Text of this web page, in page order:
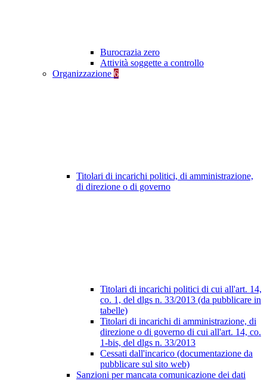
Burocrazia zero
Attività soggette a controllo
Organizzazione 6
Titolari di incarichi politici, di amministrazione,
di direzione o di governo
Titolari di incarichi politici di cui all'art. 14,
co. 1, del dlgs n. 33/2013 (da pubblicare in
tabelle)
Titolari di incarichi di amministrazione, di
direzione o di governo di cui all'art. 14, co.
1-bis, del dlgs n. 33/2013
Cessati dall'incarico (documentazione da
pubblicare sul sito web)
Sanzioni per mancata comunicazione dei dati